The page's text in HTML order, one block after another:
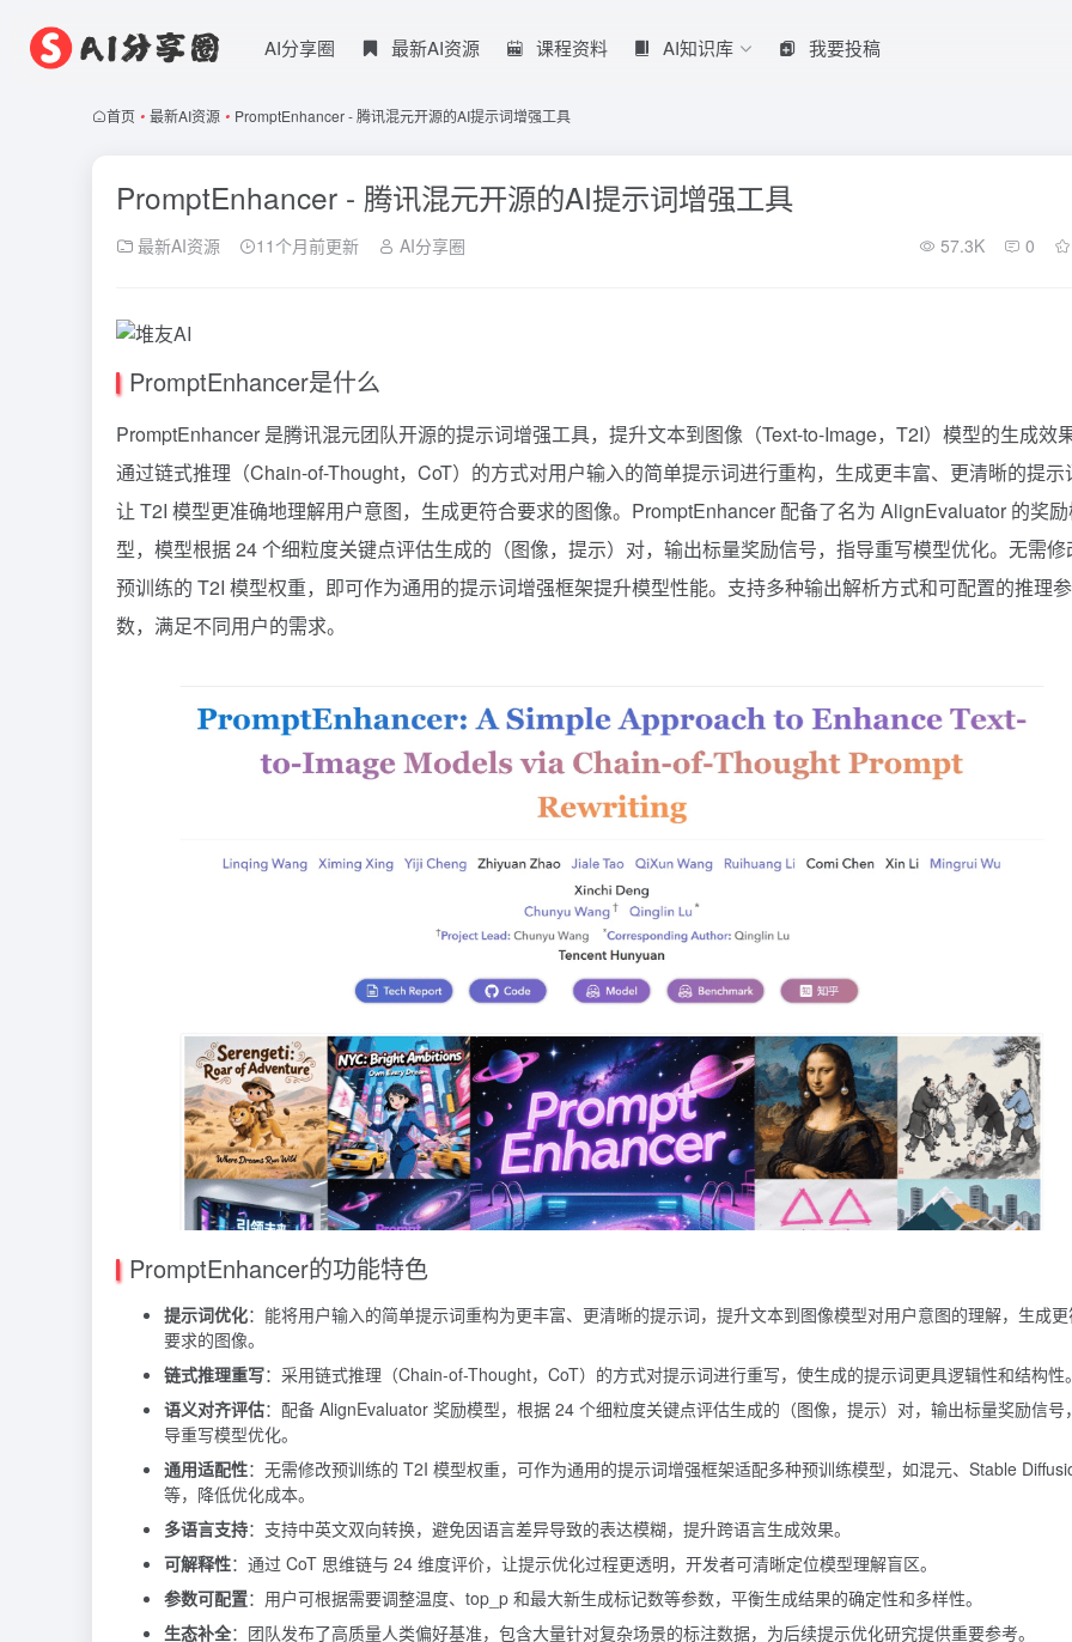
AI分享圈 最新AI资源 课程资料 AI知识库 我要投稿
首页 • 最新AI资源 • PromptEnhancer - 腾讯混元开源的AI提示词增强工具
PromptEnhancer - 腾讯混元开源的AI提示词增强工具
最新AI资源 11个月前更新 AI分享圈 57.3K 0
PromptEnhancer是什么
PromptEnhancer 是腾讯混元团队开源的提示词增强工具，提升文本到图像（Text-to-Image，T2I）模型的生成效果
通过链式推理（Chain-of-Thought，CoT）的方式对用户输入的简单提示词进行重构，生成更丰富、更清晰的提示
让 T2I 模型更准确地理解用户意图，生成更符合要求的图像。PromptEnhancer 配备了名为 AlignEvaluator 的奖
型，模型根据 24 个细粒度关键点评估生成的（图像，提示）对，输出标量奖励信号，指导重写模型优化。无需修
预训练的 T2I 模型权重，即可作为通用的提示词增强框架提升模型性能。支持多种输出解析方式和可配置的推理参
数，满足不同用户的需求。
PromptEnhancer的功能特色
提示词优化：能将用户输入的简单提示词重构为更丰富、更清晰的提示词，提升文本到图像模型对用户意图的理解，生成
要求的图像。
链式推理重写：采用链式推理（Chain-of-Thought，CoT）的方式对提示词进行重写，使生成的提示词更具逻辑性和结构性。
语义对齐评估：配备 AlignEvaluator 奖励模型，根据 24 个细粒度关键点评估生成的（图像，提示）对，输出标量奖励信号
导重写模型优化。
通用适配性：无需修改预训练的 T2I 模型权重，可作为通用的提示词增强框架适配多种预训练模型，如混元、Stable
等，降低优化成本。
多语言支持：支持中英文双向转换，避免因语言差异导致的表达模糊，提升跨语言生成效果。
可解释性：通过 CoT 思维链与 24 维度评价，让提示优化过程更透明，开发者可清晰定位模型理解盲区。
参数可配置：用户可根据需要调整温度、top_p 和最大新生成标记数等参数，平衡生成结果的确定性和多样性。
生态补全：团队发布了高质量人类偏好基准，包含大量针对复杂场景的标注数据，为后续提示优化研究提供重要参考。